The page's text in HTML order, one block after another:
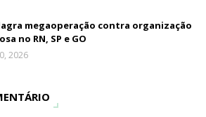
megaoperação contra organização
no RN, SP e GO
2026